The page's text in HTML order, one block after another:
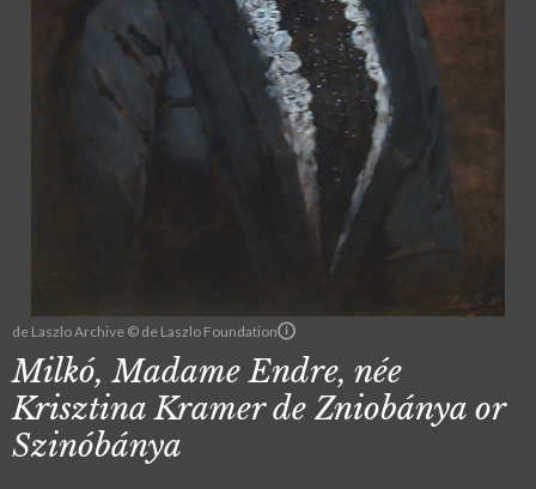
de Laszlo Archive © de Laszlo Foundation
Milkó, Madame Endre, née
Krisztina Kramer de Zniobánya or
Szinóbánya